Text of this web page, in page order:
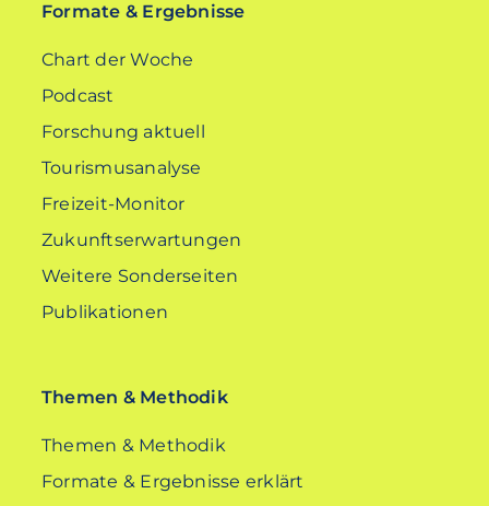
Formate & Ergebnisse
Chart der Woche
Podcast
Forschung aktuell
Tourismusanalyse
Freizeit-Monitor
Zukunftserwartungen
Weitere Sonderseiten
Publikationen
Themen & Methodik
Themen & Methodik
Formate & Ergebnisse erklärt